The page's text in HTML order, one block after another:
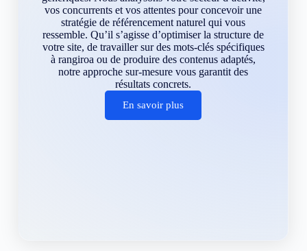
vos concurrents et vos attentes pour concevoir une
stratégie de référencement naturel qui vous
ressemble. Qu’il s’agisse d’optimiser la structure de
votre site, de travailler sur des mots-clés spécifiques
à rangiroa ou de produire des contenus adaptés,
notre approche sur-mesure vous garantit des
résultats concrets.
En savoir plus